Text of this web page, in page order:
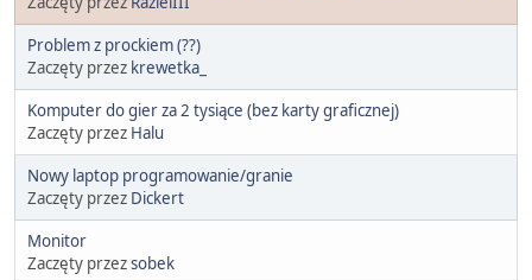
Problem z prockiem (??)
Zaczęty przez krewetka_
Komputer do gier za 2 tysiące (bez karty graficznej)
Zaczęty przez Halu
Nowy laptop programowanie/granie
Zaczęty przez Dickert
Monitor
Zaczęty przezsobek